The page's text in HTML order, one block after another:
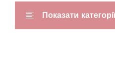
Показати